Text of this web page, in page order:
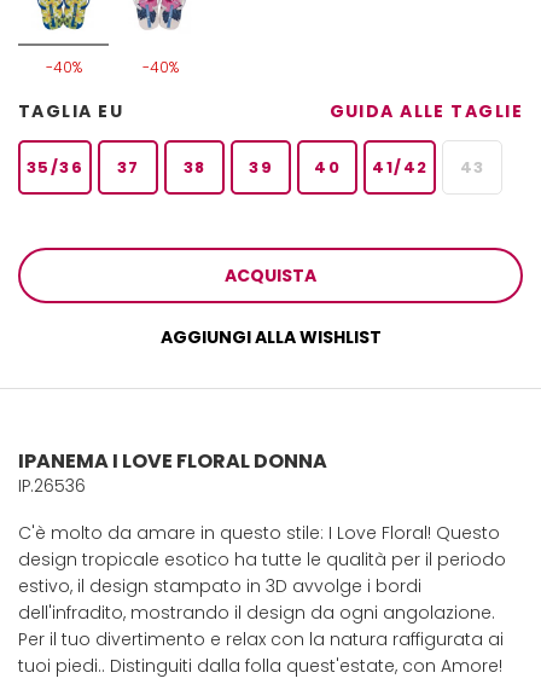
-40% -40%
TAGLIA EU GUIDA ALLE TAGLIE
35/36 37 38 39 40 41/42 43
ACQUISTA
AGGIUNGI ALLA WISHLIST
IPANEMA I LOVE FLORAL DONNA
IP.26536
C'è molto da amare in questo stile: I Love Floral! Questo
design tropicale esotico ha tutte le qualità per il periodo
estivo, il design stampato in 3D avvolge i bordi
dell'infradito, mostrando il design da ogni angolazione.
Per il tuo divertimento e relax con la natura raffigurata ai
tuoi piedi.. Distinguiti dalla folla quest'estate, con Amore!